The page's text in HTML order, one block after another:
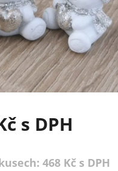
s DPH
468 Kč s DPH